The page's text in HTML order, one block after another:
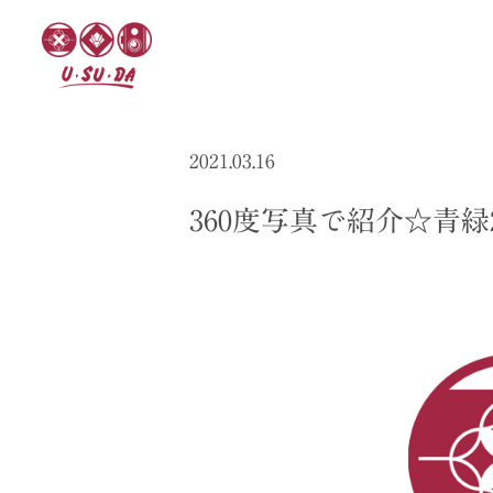
2021.03.16
360度写真で紹介☆青緑